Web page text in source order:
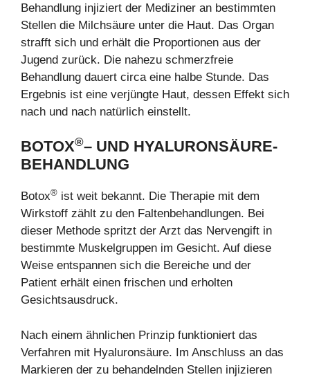
Behandlung injiziert der Mediziner an bestimmten
Stellen die Milchsäure unter die Haut. Das Organ
strafft sich und erhält die Proportionen aus der
Jugend zurück. Die nahezu schmerzfreie
Behandlung dauert circa eine halbe Stunde. Das
Ergebnis ist eine verjüngte Haut, dessen Effekt sich
nach und nach natürlich einstellt.
BOTOX®– UND HYALURONSÄURE-
BEHANDLUNG
Botox® ist weit bekannt. Die Therapie mit dem
Wirkstoff zählt zu den Faltenbehandlungen. Bei
dieser Methode spritzt der Arzt das Nervengift in
bestimmte Muskelgruppen im Gesicht. Auf diese
Weise entspannen sich die Bereiche und der
Patient erhält einen frischen und erholten
Gesichtsausdruck.
Nach einem ähnlichen Prinzip funktioniert das
Verfahren mit Hyaluronsäure. Im Anschluss an das
Markieren der zu behandelnden Stellen injizieren